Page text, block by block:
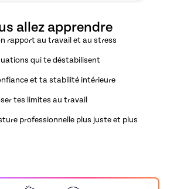
allez apprendre
rapport au travail et au stress
qui te déstabilisent
et ta stabilité intérieure
tes limites au travail
professionnelle plus juste et plus